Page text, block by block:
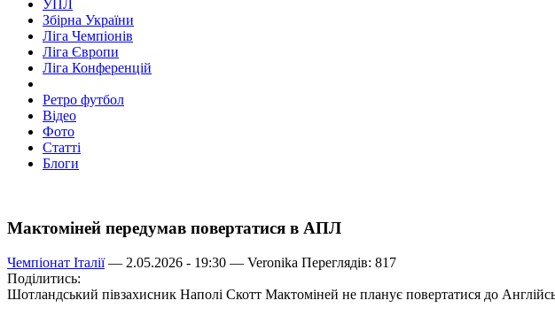
УПЛ
Збірна України
Ліга Чемпіонів
Ліга Європи
Ліга Конференцій
Ретро футбол
Відео
Фото
Статті
Блоги
Мактоміней передумав повертатися в АПЛ
Чемпіонат Італії— 2.05.2026 - 19:30 — Veronika Переглядів: 817
Поділитись:
Шотландський півзахисник Наполі Скотт Мактоміней не планує повертатися до